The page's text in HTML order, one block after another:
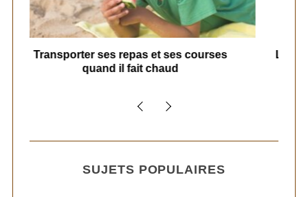
L’art d’organiser le ménage à la maison :
secrets et stratégies pour un quotidien
SUJETS POPULAIRES
r
: